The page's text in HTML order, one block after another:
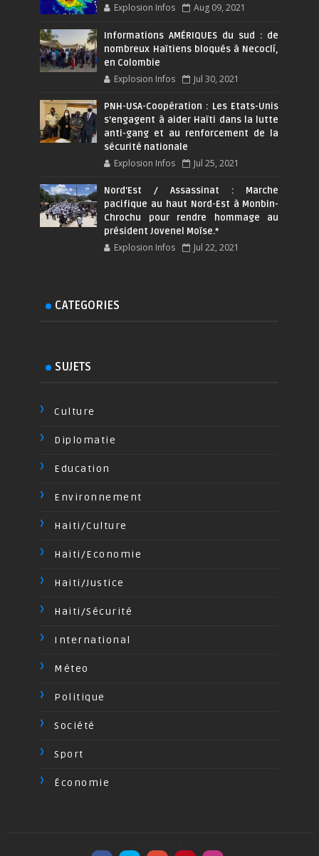
Explosion Infos Aug 09, 2021
Informations AMÉRIQUES du sud : de
nombreux Haïtiens bloqués à Necoclí,
en Colombie
Explosion Infos Jul 30, 2021
PNH-USA-Coopération : Les Etats-Unis
s’engagent à aider Haïti dans la lutte
anti-gang et au renforcement de la
sécurité nationale
Explosion Infos Jul 25, 2021
Nord'Est / Assassinat : Marche
pacifique au haut Nord-Est à Monbin-
Chrochu pour rendre hommage au
président Jovenel Moïse.*
Explosion Infos Jul 22, 2021
CATEGORIES
SUJETS
Culture
Diplomatie
Education
Environnement
Haiti/Culture
Haiti/Economie
Haiti/Justice
Haiti/Sécurité
International
Méteo
Politique
Société
Sport
Économie